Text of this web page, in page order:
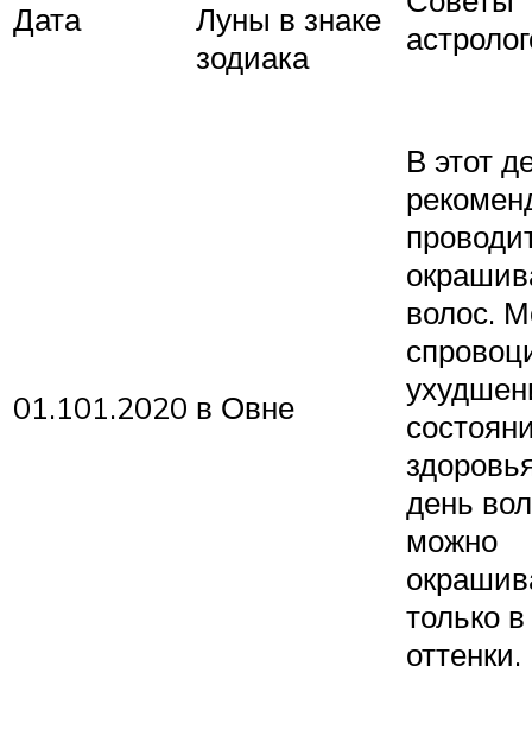
Дата
Луны в знаке
зодиака
01.101.2020 в Овне
В этот
волос.
день
можно
только
оттенки.